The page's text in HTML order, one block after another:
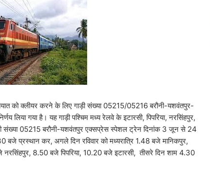
को क्लीयर करने के लिए गाड़ी संख्या 05215/05216 बरौनी-यशवंतपुर-
लिया गया है। यह गाड़ी पश्चिम मध्य रेलवे के इटारसी, पिपरिया, नरसिंहपुर,
संख्या 05215 बरौनी-यशवंतपुर एक्सप्रेस स्पेशल ट्रेन दिनांक 3 जून से 24
प्रस्थान कर, अगले दिन रविवार को मध्यरात्रि 1.48 बजे मानिकपुर,
8.50 बजे पिपरिया, 10.20 बजे इटारसी, तीसरे दिन शाम 4.30